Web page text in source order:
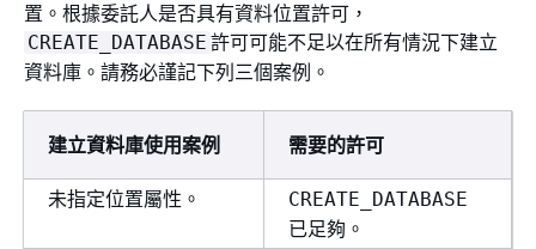
置。根據委託人是否具有資料位置許可，
CREATE_DATABASE 許可可能不足以在所有情況下建立
資料庫。請務必謹記下列三個案例。
建立資料庫使用案例 需要的許可
未指定位置屬性。 CREATE_DATABASE
已足夠。